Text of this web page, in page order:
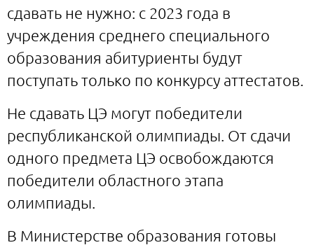
сдавать не нужно: с 2023 года в
учреждения среднего специального
образования абитуриенты будут
поступать только по конкурсу аттестатов.
Не сдавать ЦЭ могут победители
республиканской олимпиады. От сдачи
одного предмета ЦЭ освобождаются
победители областного этапа
олимпиады.
В Министерстве образования готовы